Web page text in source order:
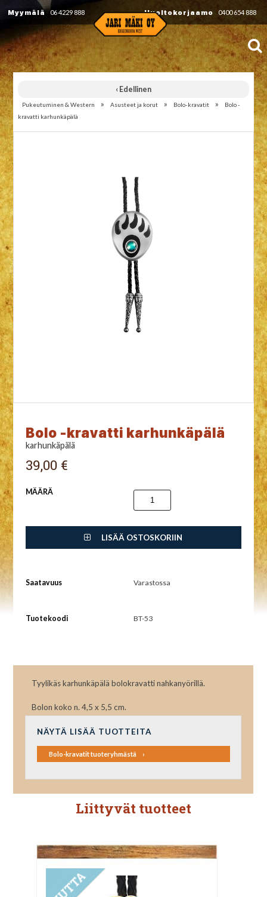
Myymälä 06 4229 888 Huoltokorjaamo 0400 654 888
‹ Edellinen
Pukeutuminen & Western » Asusteet ja korut » Bolo-kravatit »
Bolo -
kravatti karhunkäpälä
Bolo -kravatti karhunkäpälä
karhunkäpälä
39,00 €
MÄÄRÄ
LISÄÄ OSTOSKORIIN
Saatavuus Varastossa
Tuotekoodi BT-53
Tyylikäs karhunkäpälä bolokravatti nahkanyörillä.
Bolon koko n. 4,5 x 5,5 cm.
NÄYTÄ LISÄÄ TUOTTEITA
Bolo-kravatit tuoteryhmästä
Liittyvät tuotteet
UUTUUS